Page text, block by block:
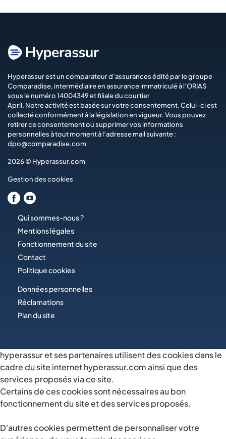
Hyperassur est un comparateur d’assurances édité par le groupe
Comparadise, intermédiaire en assurance immatriculé à l’ORIAS
sous le numéro 14004349 et filiale du courtier
April. Notre activité est basée sur votre consentement. Celui-ci est
collecté conformément à la législation en vigueur. Vous pouvez
retirer ce consentement ou supprimer vos informations
personnelles à tout moment à l’adresse mail suivante :
dpo@comparadise.com
2026 © Hyperassur.com
Gestion des cookies
Qui sommes-nous ?
Mentions légales
Fonctionnement du site
Contact
Politique cookies
Données personnelles
Réclamations
Plan du site
hyperassur et ses partenaires utilisent des cookies dans le
cadre du site internet hyperassur.com ainsi que des
services proposés via ce site.
Certains de ces cookies sont nécessaires au bon
fonctionnement du site et des services proposés.
D'autres cookies permettent de personnaliser votre